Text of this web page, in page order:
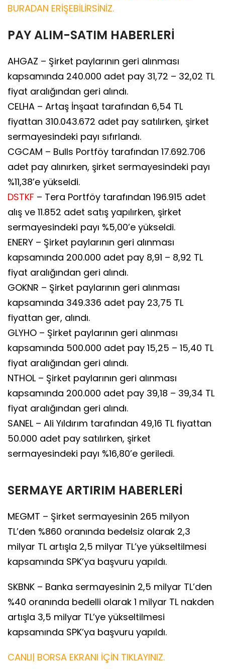
BURADAN ERİŞEBİLİRSİNİZ.
PAY ALIM-SATIM HABERLERİ
AHGAZ – Şirket paylarının geri alınması
kapsamında 240.000 adet pay 31,72 – 32,02 TL
fiyat aralığından geri alındı.
CELHA – Artaş İnşaat tarafından 6,54 TL
fiyattan 310.043.672 adet pay satılırken, şirket
sermayesindeki payı sıfırlandı.
CGCAM – Bulls Portföy tarafından 17.692.706
adet pay alınırken, şirket sermayesindeki payı
%11,38’e yükseldi.
DSTKF – Tera Portföy tarafından 196.915 adet
alış ve 11.852 adet satış yapılırken, şirket
sermayesindeki payı %5,00’e yükseldi.
ENERY – Şirket paylarının geri alınması
kapsamında 200.000 adet pay 8,91 – 8,92 TL
fiyat aralığından geri alındı.
GOKNR – Şirket paylarının geri alınması
kapsamında 349.336 adet pay 23,75 TL
fiyattan ger, alındı.
GLYHO – Şirket paylarının geri alınması
kapsamında 500.000 adet pay 15,25 – 15,40 TL
fiyat aralığından geri alındı.
NTHOL – Şirket paylarının geri alınması
kapsamında 200.000 adet pay 39,18 – 39,34 TL
fiyat aralığından geri alındı.
SANEL – Ali Yıldırım tarafından 49,16 TL fiyattan
50.000 adet pay satılırken, şirket
sermayesindeki payı %16,80’e geriledi.
SERMAYE ARTIRIM HABERLERİ
MEGMT – Şirket sermayesinin 265 milyon
TL’den %860 oranında bedelsiz olarak 2,3
milyar TL artışla 2,5 milyar TL’ye yükseltilmesi
kapsamında SPK’ya başvuru yapıldı.
SKBNK – Banka sermayesinin 2,5 milyar TL’den
%40 oranında bedelli olarak 1 milyar TL nakden
artışla 3,5 milyar TL’ye yükseltilmesi
kapsamında SPK’ya başvuru yapıldı.
CANLI| BORSA EKRANI İÇİN TIKLAYINIZ.